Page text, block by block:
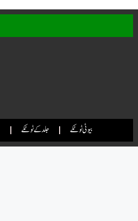
جلد کے ٹوٹکے بیوٹی ٹوٹکے